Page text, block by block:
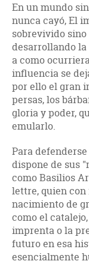
En un mundo
nunca cayó, El
sobrevivido
desarrollando
a como
influencia se
por ello el gran
persas, los
gloria y poder,
emularlo.
Para
dispone de sus
como Basilios
lettre, quien
nacimiento de
como el
imprenta o la
futuro en esa
esencialmente